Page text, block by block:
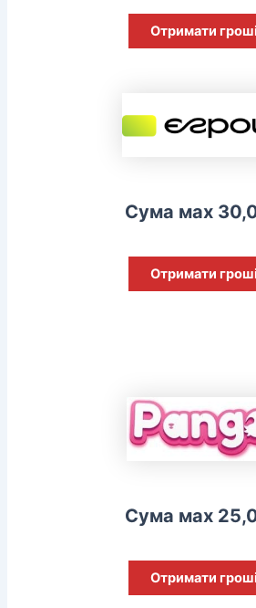
Отримати гроші
Сума мах
Отримати гроші
Сума мах
Отримати гроші